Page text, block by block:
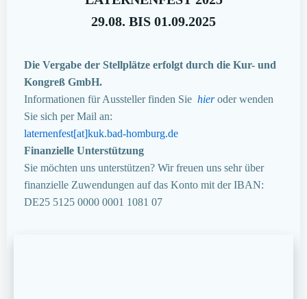
29.08. BIS 01.09.2025
Die Vergabe der Stellplätze erfolgt durch die Kur- und
Kongreß GmbH.
Informationen für Aussteller finden Sie hieroder wenden
Sie sich per Mail an:
laternenfest[at]kuk.bad-homburg.de
Finanzielle Unterstützung
Sie möchten uns unterstützen? Wir freuen uns sehr über
finanzielle Zuwendungen auf das Konto mit der IBAN:
DE25 5125 0000 0001 1081 07